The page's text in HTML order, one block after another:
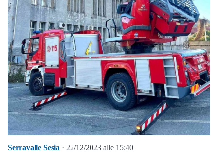
Serravalle Sesia · 22/12/2023 alle 15:40